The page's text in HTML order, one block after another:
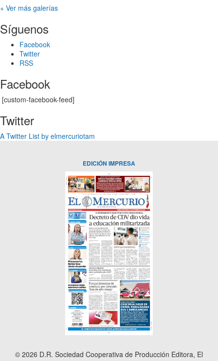
+ Ver más galerías
Síguenos
Facebook
Twitter
RSS
Facebook
[custom-facebook-feed]
Twitter
A Twitter List by elmercuriotam
EDICIÓN IMPRESA
© 2026 D.R. Sociedad Cooperativa de Producción Editora, El